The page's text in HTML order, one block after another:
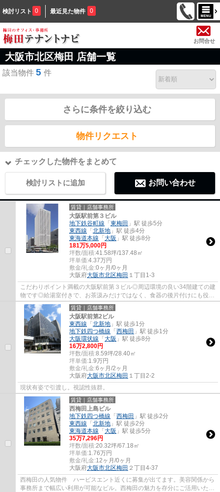
検討リスト 0 最近見た物件 0
お問合せ
大阪市北区梅田 店舗一覧
該当物件 5 件
さらに条件を絞り込む
物件リクエスト
チェックした物件をまとめて
検討リストに追加 お問い合わせ
賃貸｜店舗事務所
大阪駅前第３ビル
地下鉄谷町線 「 東梅田 」駅 徒歩5分
東西線 「 北新地 」駅 徒歩4分
東海道本線 「 大阪 」駅 徒歩8分
181万5,000円
坪数/面積:41.58坪/137.48㎡
坪単価:4.37万円
敷金/礼金:0ヶ月/0ヶ月
大阪府大阪市北区梅田 １丁目1-3
こだわりポイント満載の大阪駅前第３ビル◎周辺環境の良い34階建ての建
物です◎給湯室付きで、お茶汲みだけではなく、食器の後片付けにも役立
ちます◎暑い夏、寒い冬には必須のエアコンが...
賃貸｜店舗事務所
大阪駅前第2ビル
東西線 「 北新地 」駅 徒歩1分
地下鉄四つ橋線 「 西梅田 」駅 徒歩1分
大阪環状線 「 大阪 」駅 徒歩8分
16万2,800円
坪数/面積:8.59坪/28.40㎡
坪単価:1.9万円
敷金/礼金:6ヶ月/2ヶ月
大阪府大阪市北区梅田 １丁目2-2
現状有姿で引渡し。視認性抜群。
賃貸｜店舗事務所
西梅田上島ビル
地下鉄四つ橋線 「 西梅田 」駅 徒歩2分
東西線 「 北新地 」駅 徒歩2分
東海道本線 「 大阪 」駅 徒歩5分
35万7,296円
坪数/面積:20.32坪/67.18㎡
坪単価:1.76万円
敷金/礼金:12ヶ月/0ヶ月
大阪府大阪市北区梅田 ２丁目4-37
西梅田の人気物件 ハービスエント近くに募集が出てます。美容関係から
事務所まで幅広い利用が可能なビル。西梅田の魅力を存分にご活用いただ